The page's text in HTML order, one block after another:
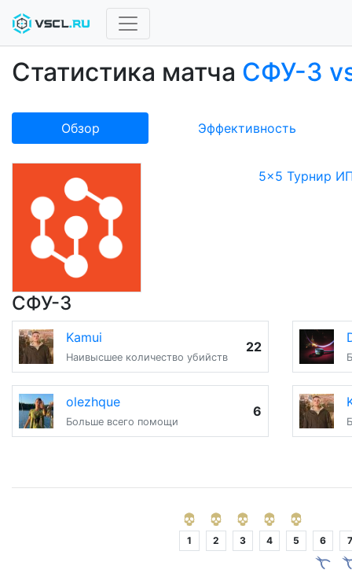
Статистика матча СФУ-3
Обзор Эффективность
СФУ-3
5x5 Турнир
Kamui
Наивысшее количество убийств
22
olezhque
Больше всего помощи
6
1 2 3 4 5 6 7